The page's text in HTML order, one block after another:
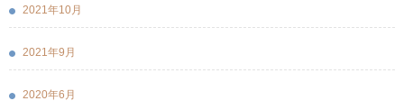
2021年10月
2021年9月
2020年6月